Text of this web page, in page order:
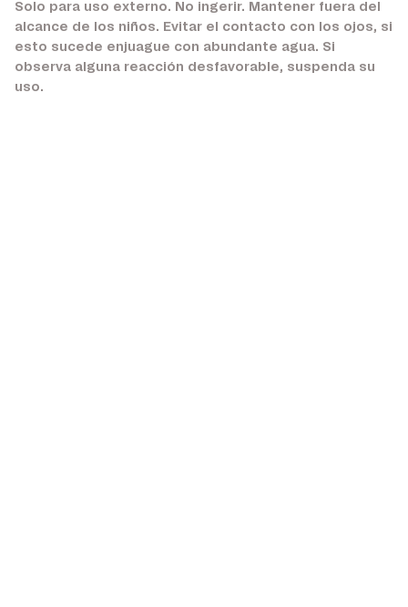
Solo para uso externo. No ingerir. Mantener fuera del
alcance de los niños. Evitar el contacto con los ojos, si
esto sucede enjuague con abundante agua. Si
observa alguna reacción desfavorable, suspenda su
uso.